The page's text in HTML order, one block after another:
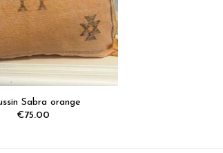
Sabra orange
€75.00